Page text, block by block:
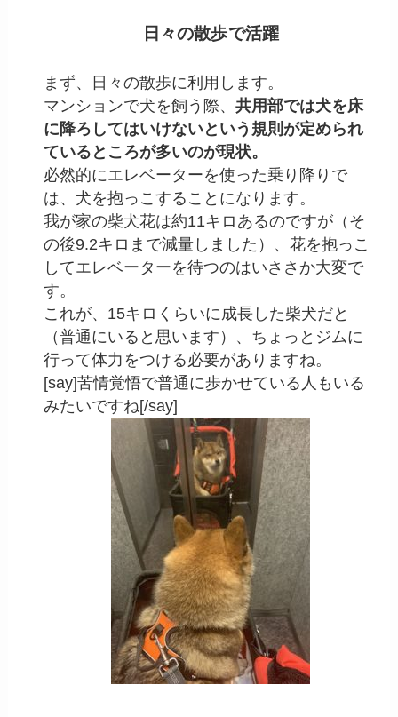
日々の散歩で活躍
まず、日々の散歩に利用します。
マンションで犬を飼う際、共用部では犬を床
に降ろしてはいけないという規則が定められ
ているところが多いのが現状。
必然的にエレベーターを使った乗り降りで
は、犬を抱っこすることになります。
我が家の柴犬花は約11キロあるのですが（そ
の後9.2キロまで減量しました）、花を抱っこ
してエレベーターを待つのはいささか大変で
す。
これが、15キロくらいに成長した柴犬だと
（普通にいると思います）、ちょっとジムに
行って体力をつける必要がありますね。
[say]苦情覚悟で普通に歩かせている人もいる
みたいですね[/say]